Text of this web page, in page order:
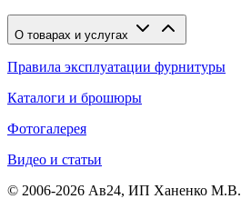
О товарах и услугах
Правила эксплуатации фурнитуры
Каталоги и брошюры
Фотогалерея
Видео и статьи
© 2006-2026 Ав24, ИП Ханенко М.В.